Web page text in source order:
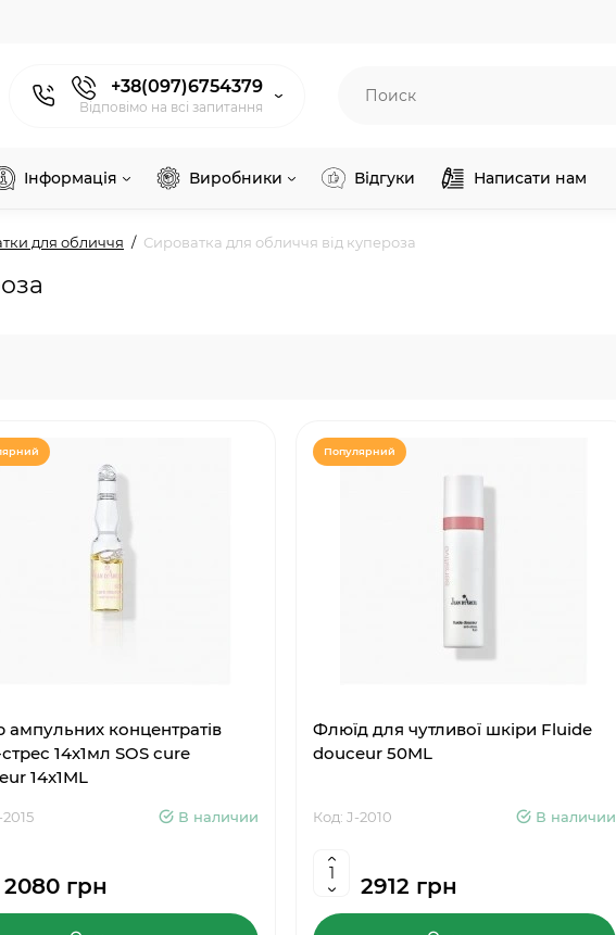
+38(097)6754379
Відповімо на всі запитання
Інформація Виробники Відгуки Написати нам
для обличчя Сироватка для обличчя від купероза
ампульних концентратів
14х1мл SOS cure
14x1ML
В наличии
2080 грн
Популярний
Флюїд для чутливої шкіри Fluide
douceur 50ML
Код: J-2010 В наличии
2912 грн